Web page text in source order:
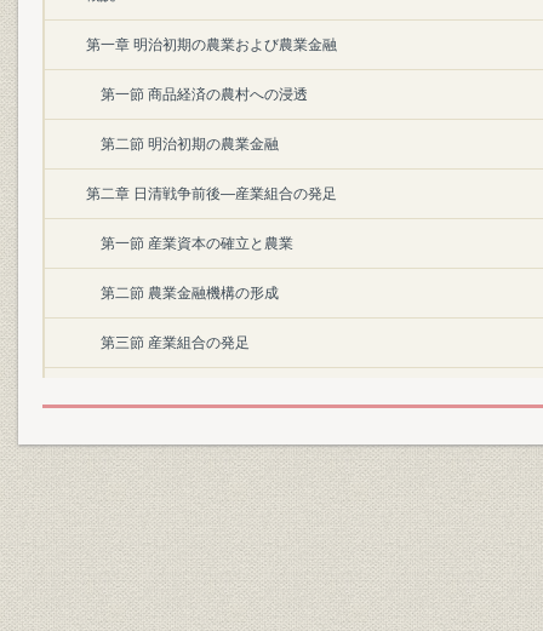
第一章 明治初期の農業および農業金融
第一節 商品経済の農村への浸透
第二節 明治初期の農業金融
第二章 日清戦争前後―産業組合の発足
第一節 産業資本の確立と農業
第二節 農業金融機構の形成
第三節 産業組合の発足
第一節 産業組合組織の伸張
第二節 第一次大戦と産業組合
第三節 農業金融機構の再編成問題
第四節 産業組合中央金融機関設置の要望